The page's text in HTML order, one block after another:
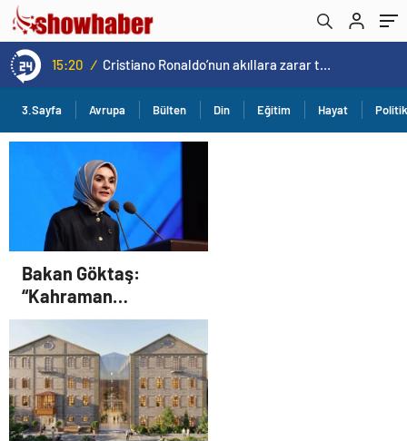
15:20 / Cristiano Ronaldo’nun akıllara zarar tüm kariyerinin istatistiğini çıkardık !
3.Sayfa Avrupa Bülten Din Eğitim Hayat
Bakan Göktaş:
“Kahraman
gazilerimizin
haklarını güçlendiren
yeni bir dönemin
kapılarını aralıyoruz”